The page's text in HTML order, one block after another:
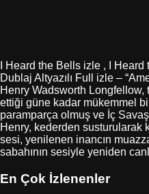
I Heard the Bells izle , I
Dublaj Altyazılı Full izle –
Henry Wadsworth Longfellow,
ettiği güne kadar mükemmel
paramparça olmuş ve İç
Henry, kederden susturularak
sesi, yenilenen inancın
sabahının sesiyle yeniden
En Çok İzlenenler